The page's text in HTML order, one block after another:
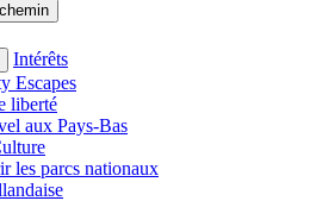
Intérêts
Escapes
liberté
aux Pays-Bas
les parcs nationaux